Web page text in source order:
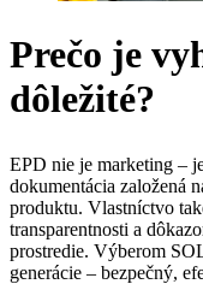
Prečo je
dôležité?
EPD nie je marketing –
dokumentácia založená
produktu. Vlastníctvo
transparentnosti a
prostredie. Výberom
generácie – bezpečný,